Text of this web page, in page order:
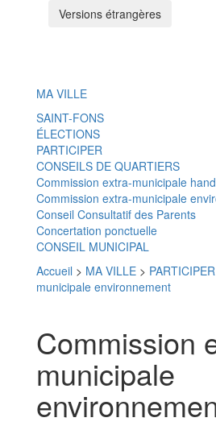
Versions étrangères
MA VILLE
SAINT-FONS
ÉLECTIONS
PARTICIPER
CONSEILS DE QUARTIERS
Commission extra-municipale
Commission extra-municipale
Conseil Consultatif des Parents
Concertation ponctuelle
CONSEIL MUNICIPAL
Accueil > MA VILLE > PARTICIPER
municipale environnement
Commission
municipale